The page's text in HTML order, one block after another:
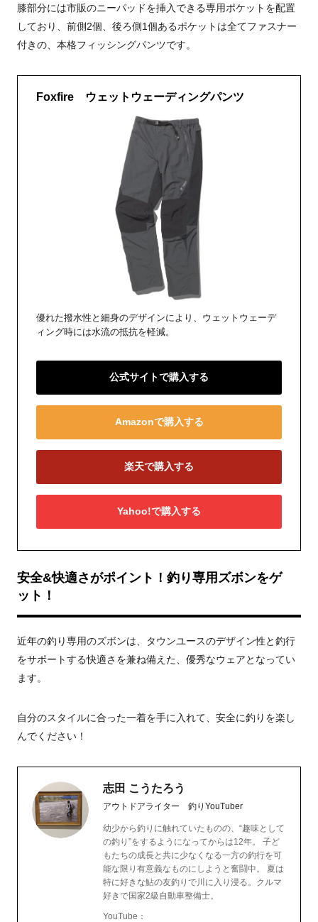
膝部分には市販のニーパッドを挿入できる専用ポケットを配置
しており、前側2個、後ろ側1個あるポケットは全てファスナー
付きの、本格フィッシングパンツです。
Foxfire ウェットウェーディングパンツ
優れた撥水性と細身のデザインにより、ウェットウェーデ
ィング時には水流の抵抗を軽減。
公式サイトで購入する
Amazonで購入する
楽天で購入する
Yahoo!で購入する
安全&快適さがポイント！釣り専用ズボンをゲ
ット！
近年の釣り専用のズボンは、タウンユースのデザイン性と釣行
をサポートする快適さを兼ね備えた、優秀なウェアとなってい
ます。
自分のスタイルに合った一着を手に入れて、安全に釣りを楽し
んでください！
志田 こうたろう
アウトドアライター 釣りYouTuber
幼少から釣りに触れていたものの、“趣味として
の釣り”をするようになってからは12年。 子ど
もたちの成長と共に少なくなる一方の釣行を可
能な限り有意義なものにしようと奮闘中。 夏は
特に好きな鮎の友釣りで川に入り浸る。クルマ
好きで国家2級自動車整備士。
YouTube：